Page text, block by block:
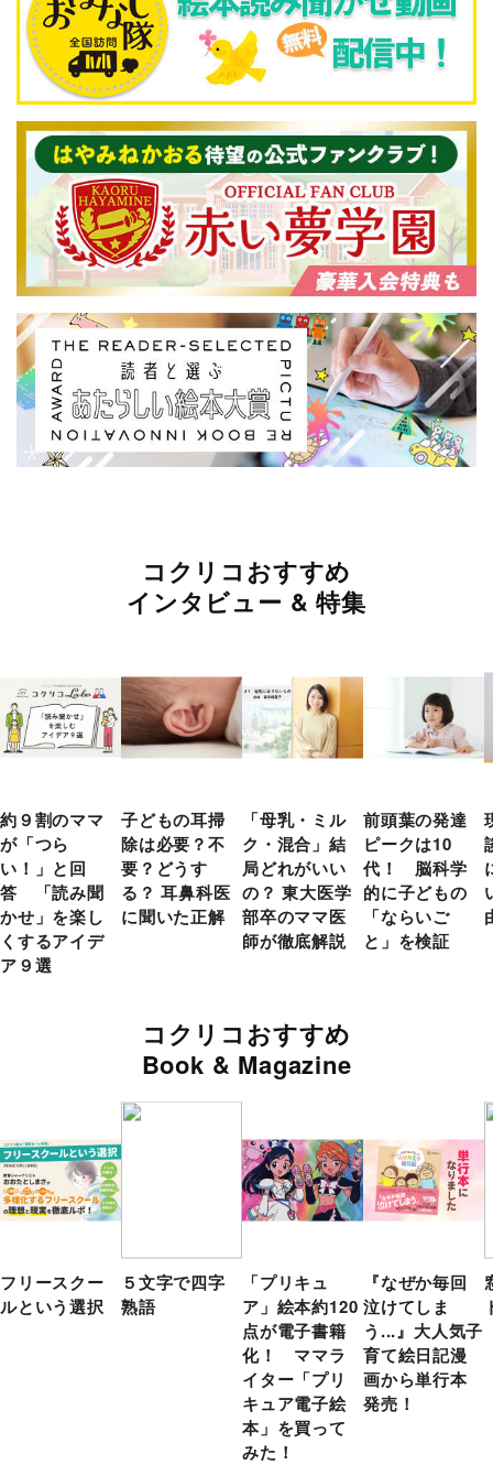
コクリコおすすめ
インタビュー & 特集
約９割のママ
が「つら
い！」と回
答 「読み聞
かせ」を楽し
くするアイデ
ア９選
子どもの耳掃
除は必要？不
要？どうす
る？ 耳鼻科医
に聞いた正解
「母乳・ミル
ク・混合」結
局どれがいい
の？ 東大医学
部卒のママ医
師が徹底解説
前頭葉の発達
ピークは10
代！ 脳科学
的に子どもの
「ならいご
と」を検証
コクリコおすすめ
Book & Magazine
フリースクー
ルという選択
５文字で四字
熟語
「プリキュ
ア」絵本約120
点が電子書籍
化！ ママラ
イター「プリ
キュア電子絵
本」を買って
みた！
『なぜか毎回
泣けてしま
う...』大人気子
育て絵日記漫
画から単行本
発売！